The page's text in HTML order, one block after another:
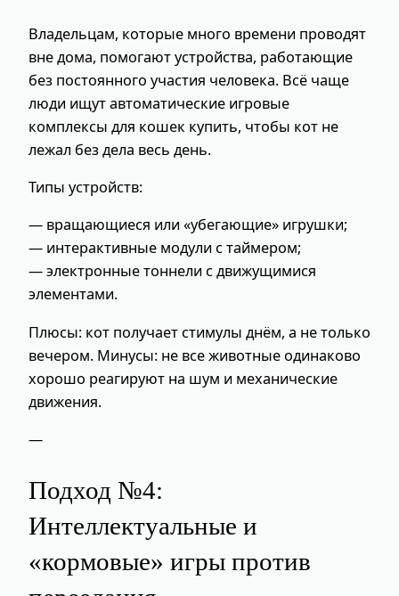
Владельцам, которые много времени проводят
вне дома, помогают устройства, работающие
без постоянного участия человека. Всё чаще
люди ищут автоматические игровые
комплексы для кошек купить, чтобы кот не
лежал без дела весь день.
Типы устройств:
— вращающиеся или «убегающие» игрушки;
— интерактивные модули с таймером;
— электронные тоннели с движущимися
элементами.
Плюсы: кот получает стимулы днём, а не только
вечером. Минусы: не все животные одинаково
хорошо реагируют на шум и механические
движения.
—
Подход №4:
Интеллектуальные и
«кормовые» игры против